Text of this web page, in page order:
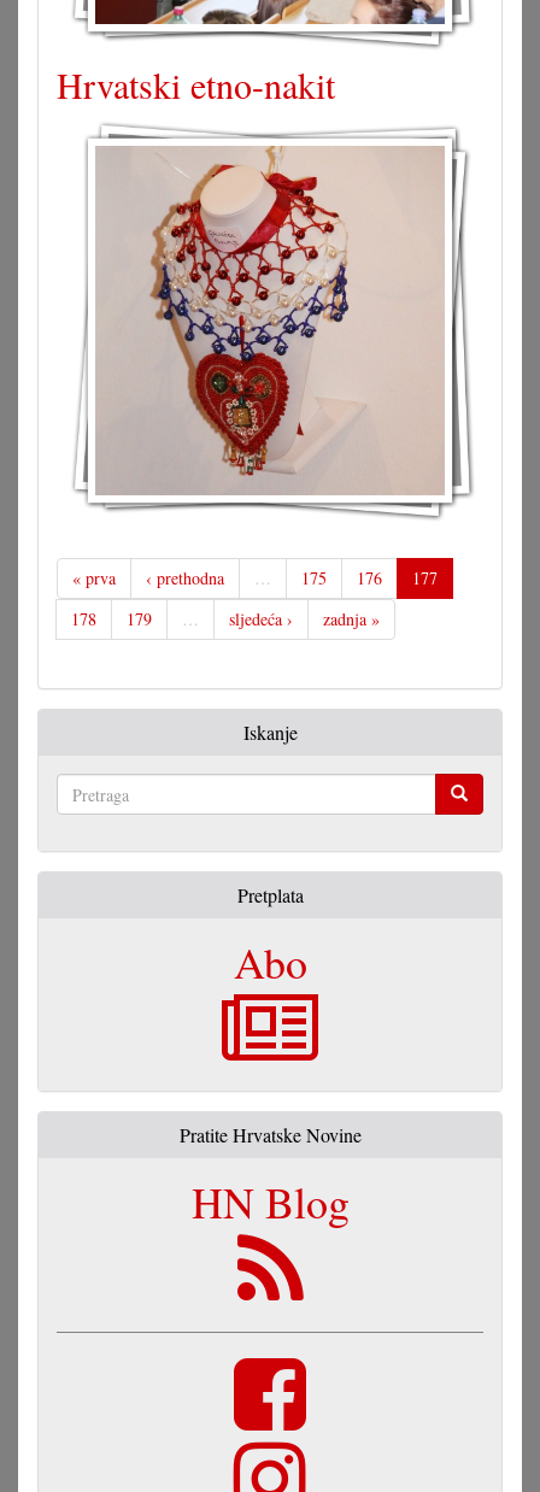
Hrvatski etno-nakit
« prva ‹ prethodna … 175 176
177
178
179 … sljedeća › zadnja »
Iskanje
Pretplata
Abo
Pratite Hrvatske Novine
HN Blog